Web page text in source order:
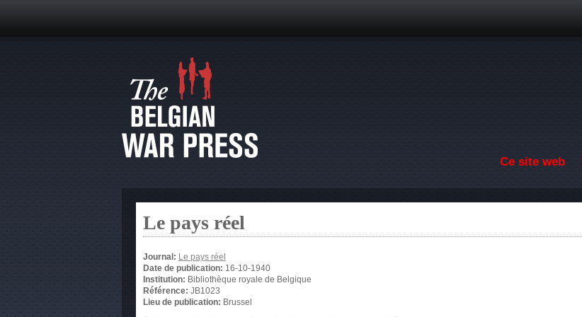
Ce site web
Le pays réel
Journal: Le pays réel
Date de publication: 16-10-1940
Institution: Bibliothèque royale de Belgique
Référence: JB1023
Lieu de publication: Brussel